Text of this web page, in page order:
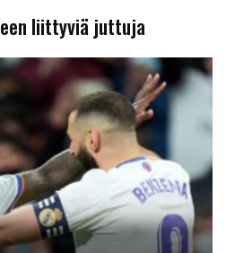
liittyviä juttuja